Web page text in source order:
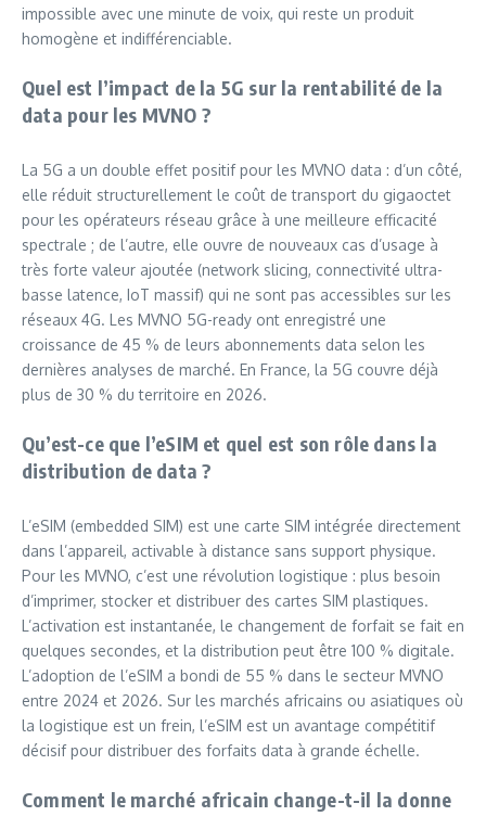
impossible avec une minute de voix, qui reste un produit
homogène et indifférenciable.
Quel est l’impact de la 5G sur la rentabilité de la
data pour les MVNO ?
La 5G a un double effet positif pour les MVNO data : d’un côté,
elle réduit structurellement le coût de transport du gigaoctet
pour les opérateurs réseau grâce à une meilleure efficacité
spectrale ; de l’autre, elle ouvre de nouveaux cas d’usage à
très forte valeur ajoutée (network slicing, connectivité ultra-
basse latence, IoT massif) qui ne sont pas accessibles sur les
réseaux 4G. Les MVNO 5G-ready ont enregistré une
croissance de 45 % de leurs abonnements data selon les
dernières analyses de marché. En France, la 5G couvre déjà
plus de 30 % du territoire en 2026.
Qu’est-ce que l’eSIM et quel est son rôle dans la
distribution de data ?
L’eSIM (embedded SIM) est une carte SIM intégrée directement
dans l’appareil, activable à distance sans support physique.
Pour les MVNO, c’est une révolution logistique : plus besoin
d’imprimer, stocker et distribuer des cartes SIM plastiques.
L’activation est instantanée, le changement de forfait se fait en
quelques secondes, et la distribution peut être 100 % digitale.
L’adoption de l’eSIM a bondi de 55 % dans le secteur MVNO
entre 2024 et 2026. Sur les marchés africains ou asiatiques où
la logistique est un frein, l’eSIM est un avantage compétitif
décisif pour distribuer des forfaits data à grande échelle.
Comment le marché africain change-t-il la donne